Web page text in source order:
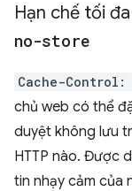
Hạn chế tối
no-store
Cache-
chủ web có thể
duyệt không lưu
HTTP nào. Được
tin nhạy cảm của